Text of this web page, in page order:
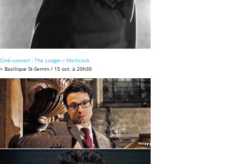
Ciné-concert : The Lodger / Hitchcock
> Basilique St-Sernin / 15 oct. à 20h30